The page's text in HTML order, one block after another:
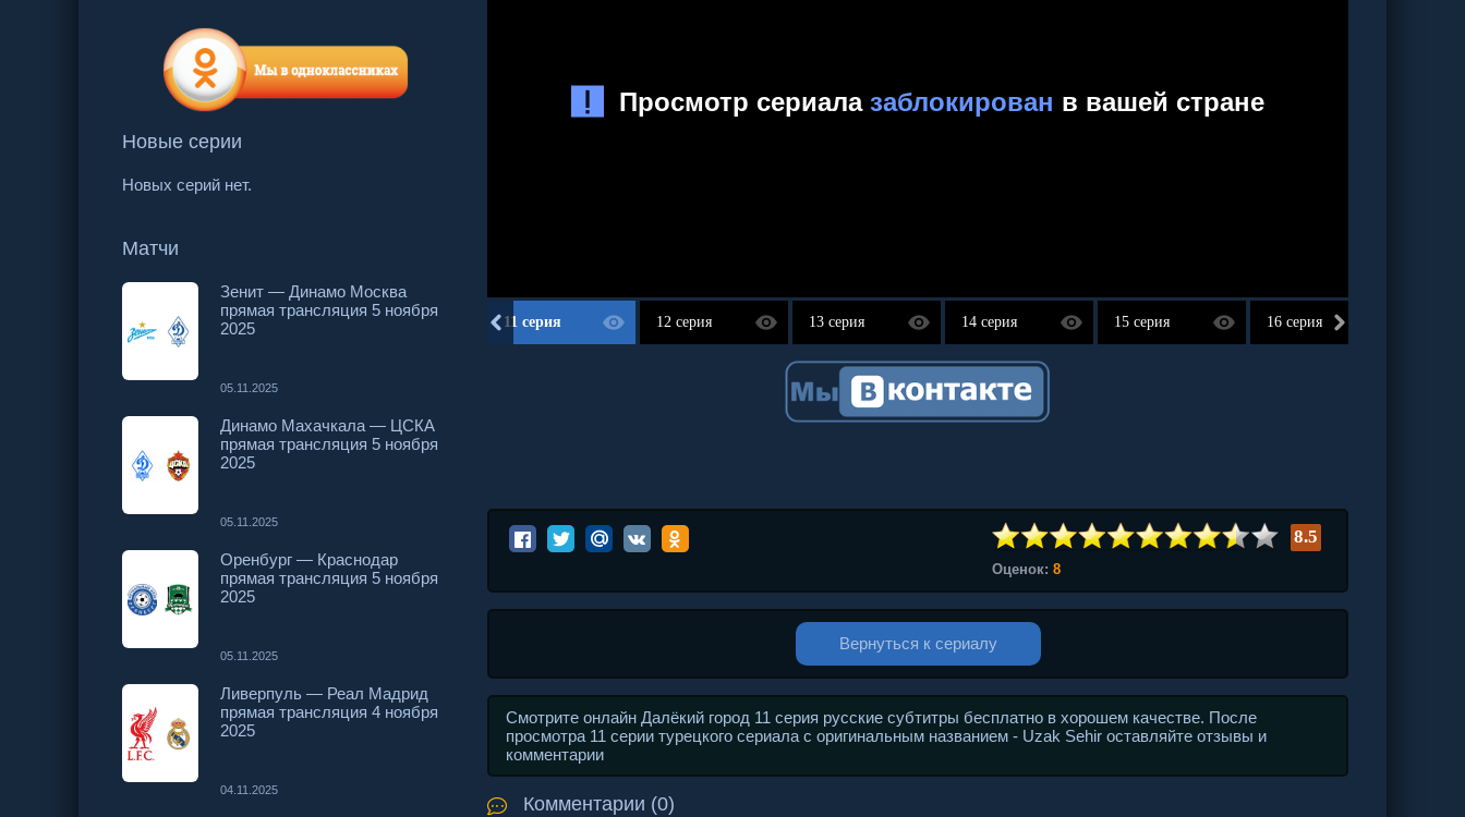
Новые серии
Новых серий нет.
Матчи
Зенит — Динамо Москва
прямая трансляция 5 ноября
2025
05.11.2025
Динамо Махачкала — ЦСКА
прямая трансляция 5 ноября
2025
05.11.2025
Оренбург — Краснодар
прямая трансляция 5 ноября
2025
05.11.2025
Ливерпуль — Реал Мадрид
прямая трансляция 4 ноября
2025
04.11.2025
9 серия 11 серия 12 серия 13 серия 14 серия 15 серия 16 серия
8.5
Оценок: 8
Вернуться к сериалу
Смотрите онлайн Далёкий город 11 серия русские субтитры бесплатно в хорошем качестве. После
просмотра 11 серии турецкого сериала с оригинальным названием - Uzak Sehir оставляйте отзывы и
комментарии
Комментарии (0)